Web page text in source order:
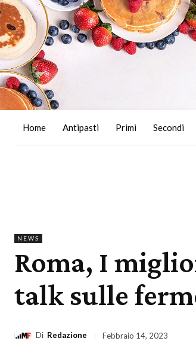
Home Antipasti Primi Secondi
NEWS
Roma, I
talk sulle
Di Redazione Febbraio 14, 2023